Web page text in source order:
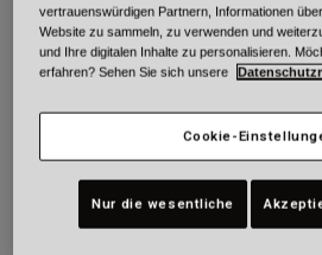
Größe
XS S M L
Zum Warenkorb
vertrauenswürdigen Partnern, Informationen
Website zu sammeln, zu verwenden und
und Ihre digitalen Inhalte zu personalisieren.
erfahren? Sehen Sie sich unsere
Cookie-
Nur die wesentliche